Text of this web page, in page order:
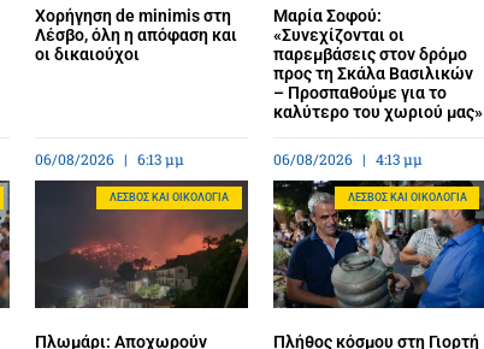
Χορήγηση de minimis στη
Λέσβο, όλη η απόφαση και
οι δικαιούχοι
06/08/2026 6:13 μμ
Μαρία Σοφού:
«Συνεχίζονται οι
παρεμβάσεις στον δρόμο
προς τη Σκάλα Βασιλικών
– Προσπαθούμε για το
καλύτερο του χωριού μας»
06/08/2026 4:13 μμ
ΛΈΣΒΟΣ ΚΑΙ ΟΙΚΟΛΟΓΊΑ
Πλωμάρι: Αποχωρούν
ΛΈΣΒΟΣ ΚΑΙ ΟΙΚΟΛΟΓΊΑ
Πλήθος κόσμου στη Γιορτή